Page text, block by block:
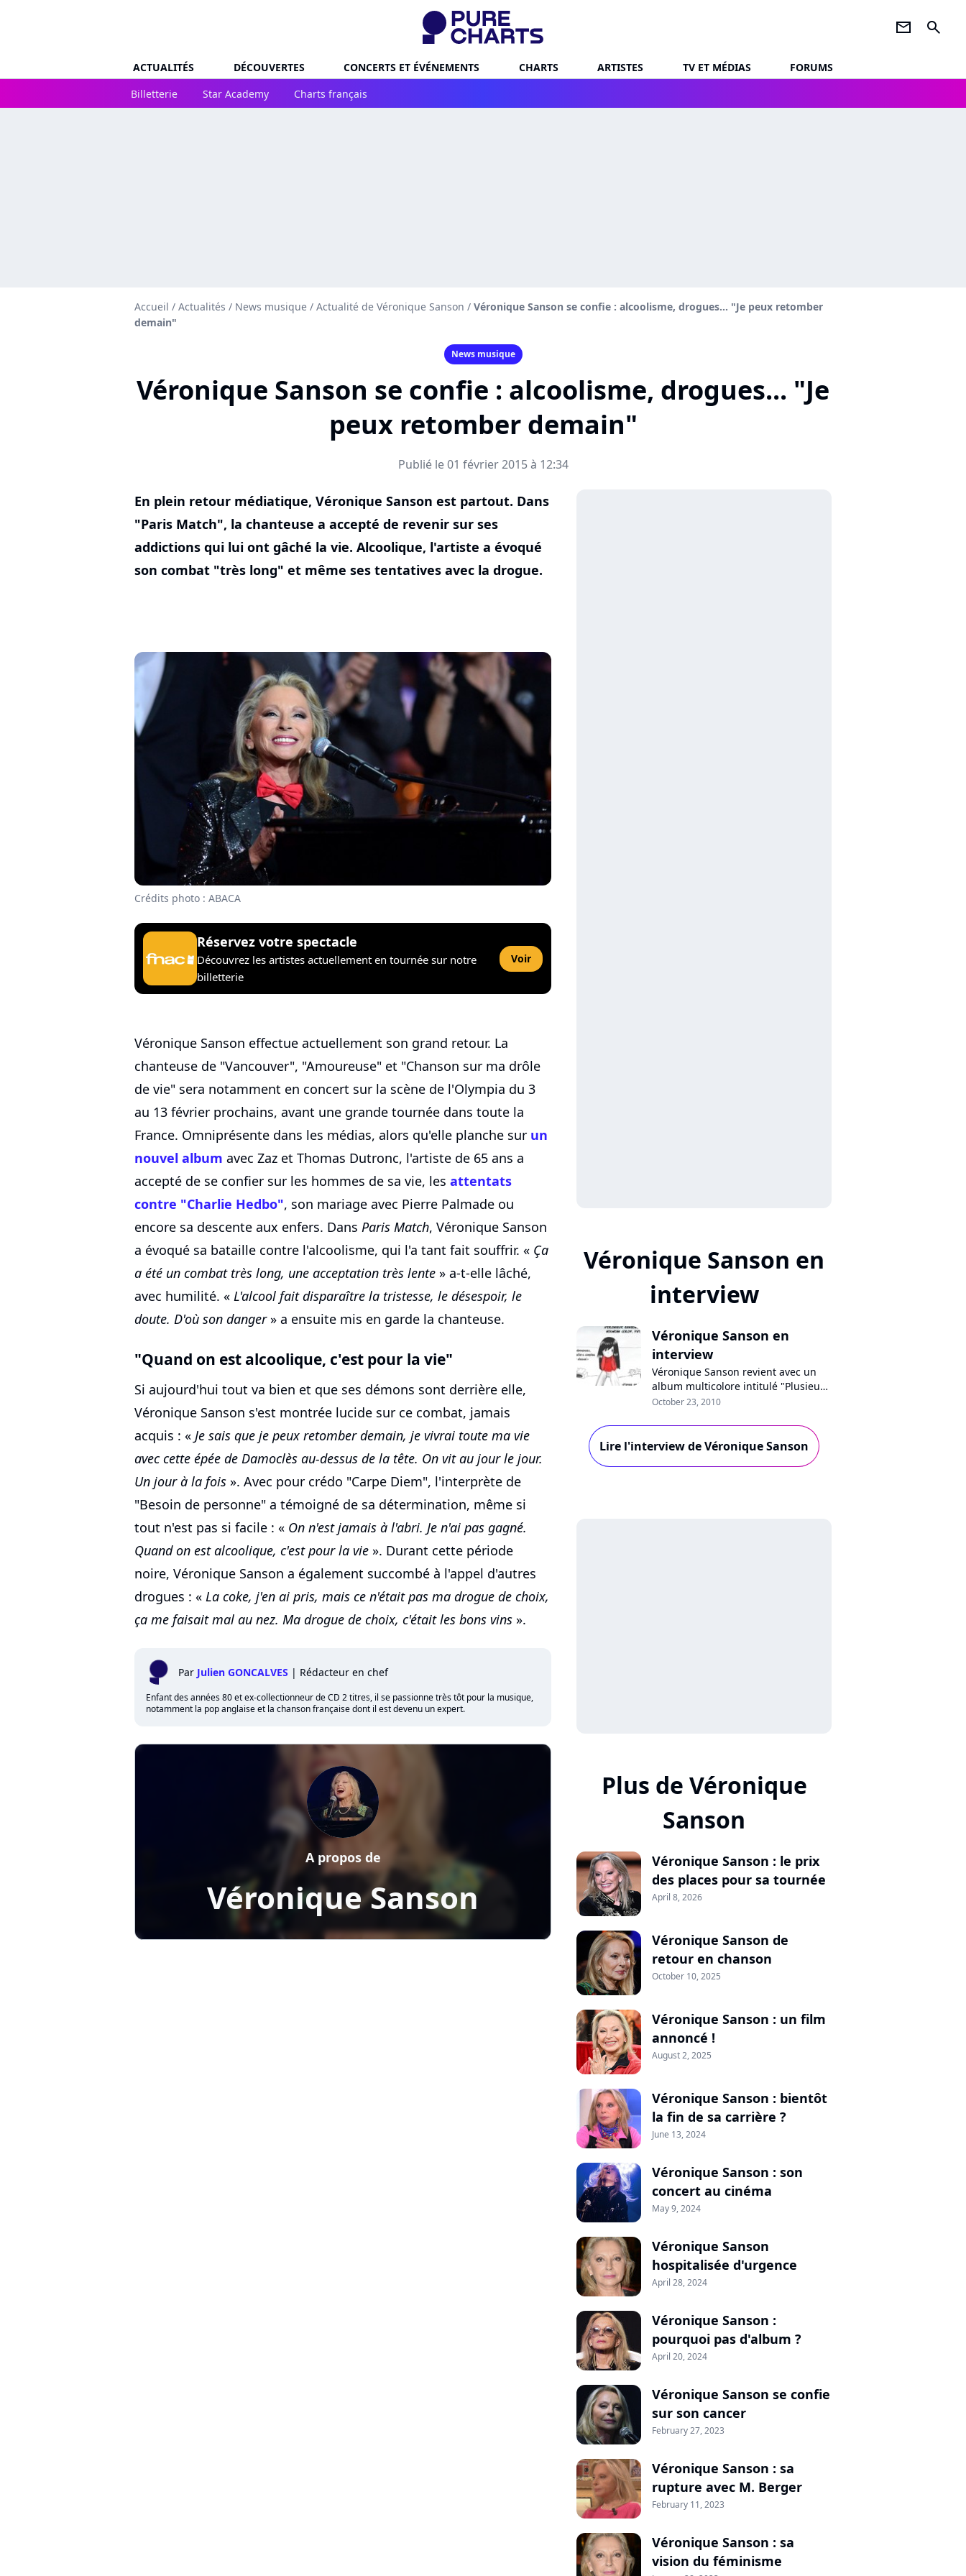
newsletter search
ACTUALITÉS DÉCOUVERTES CONCERTS ET ÉVÉNEMENTS CHARTS ARTISTES TV ET MÉDIAS
FORUMS
Billetterie
Star Academy Charts français
Accueil / Actualités / News musique / Actualité de Véronique Sanson / Véronique Sanson se confie : alcoolisme, drogues... "Je peux retomber
demain"
News musique
Véronique Sanson se confie : alcoolisme, drogues... "Je
peux retomber demain"
Publié le 01 février 2015 à 12:34
En plein retour médiatique, Véronique Sanson est partout. Dans
"Paris Match", la chanteuse a accepté de revenir sur ses
addictions qui lui ont gâché la vie. Alcoolique, l'artiste a évoqué
son combat "très long" et même ses tentatives avec la drogue.
Crédits photo : ABACA
Réservez votre spectacle
Découvrez les artistes actuellement en tournée sur notre
billetterie
Voir
Véronique Sanson effectue actuellement son grand retour. La
chanteuse de "Vancouver", "Amoureuse" et "Chanson sur ma drôle
de vie" sera notamment en concert sur la scène de l'Olympia du 3
au 13 février prochains, avant une grande tournée dans toute la
France. Omniprésente dans les médias, alors qu'elle planche sur un
nouvel album avec Zaz et Thomas Dutronc, l'artiste de 65 ans a
accepté de se confier sur les hommes de sa vie, les attentats
contre "Charlie Hedbo", son mariage avec Pierre Palmade ou
encore sa descente aux enfers. Dans Paris Match, Véronique Sanson
a évoqué sa bataille contre l'alcoolisme, qui l'a tant fait souffrir. « Ça
a été un combat très long, une acceptation très lente » a-t-elle lâché,
avec humilité. « L'alcool fait disparaître la tristesse, le désespoir, le
doute. D'où son danger» a ensuite mis en garde la chanteuse.
"Quand on est alcoolique, c'est pour la vie"
Si aujourd'hui tout va bien et que ses démons sont derrière elle,
Véronique Sanson s'est montrée lucide sur ce combat, jamais
acquis : « Je sais que je peux retomber demain, je vivrai toute ma vie
avec cette épée de Damoclès au-dessus de la tête. On vit au jour le jour.
Un jour à la fois ». Avec pour crédo "Carpe Diem", l'interprète de
"Besoin de personne" a témoigné de sa détermination, même si
tout n'est pas si facile : « On n'est jamais à l'abri. Je n'ai pas gagné.
Quand on est alcoolique, c'est pour la vie ». Durant cette période
noire, Véronique Sanson a également succombé à l'appel d'autres
drogues : « La coke, j'en ai pris, mais ce n'était pas ma drogue de choix,
ça me faisait mal au nez. Ma drogue de choix, c'était les bons vins ».
Par Julien GONCALVES | Rédacteur en chef
Enfant des années 80 et ex-collectionneur de CD 2 titres, il se passionne très tôt pour la musique,
notamment la pop anglaise et la chanson française dont il est devenu un expert.
Véronique Sanson
A propos de
Véronique Sanson en
interview
Véronique Sanson en
interview
Véronique Sanson revient avec un
album multicolore intitulé "Plusieurs
lunes", dans les bacs et en
plateformes lundi prochain, le 25
octobre. Souriante comme toujours,
disponible et chaleureuse : nous
October 23, 2010
Lire l'interview de Véronique Sanson
Plus de Véronique
Sanson
Véronique Sanson : le prix
des places pour sa tournée
April 8, 2026
Véronique Sanson de
retour en chanson
October 10, 2025
Véronique Sanson : un film
annoncé !
August 2, 2025
Véronique Sanson : bientôt
la fin de sa carrière ?
June 13, 2024
Véronique Sanson : son
concert au cinéma
May 9, 2024
Véronique Sanson
hospitalisée d'urgence
April 28, 2024
Véronique Sanson :
pourquoi pas d'album ?
April 20, 2024
Véronique Sanson se confie
sur son cancer
February 27, 2023
Véronique Sanson : sa
rupture avec M. Berger
February 11, 2023
Véronique Sanson : sa
vision du féminisme